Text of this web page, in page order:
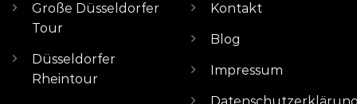
Große Düsseldorfer
Tour
Düsseldorfer
Rheintour
Kontakt
Blog
Impressum